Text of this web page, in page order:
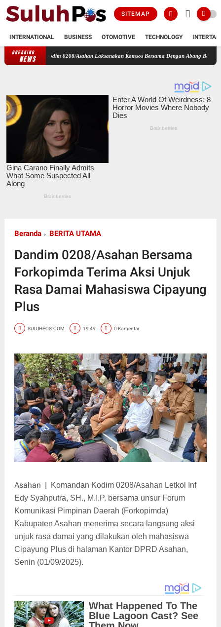
SITEMAP
INTERNATIONAL BUSINESS OTOMOTIVE TECHNOLOGY
BREAKING
NEWS
DB Kodim 0208/Asahan Laksanakan Komsos Bersama Dengan Abang Becak
Beranda BERITA UTAMA
Dandim 0208/Asahan Bersama
Forkopimda Terima Aksi Unjuk
Rasa Damai Mahasiswa Cipayung
Plus
SULUHPOS.COM 19:49 0 Komentar
Asahan
Komandan Kodim 0208/Asahan Letkol Inf
Edy Syahputra, SH., M.I.P. bersama unsur Forum
Komunikasi Pimpinan Daerah (Forkopimda)
Kabupaten Asahan menerima secara langsung aksi
unjuk rasa damai yang dilakukan oleh mahasiswa
Cipayung Plus di halaman Kantor DPRD Asahan,
Senin (01/09/2025).